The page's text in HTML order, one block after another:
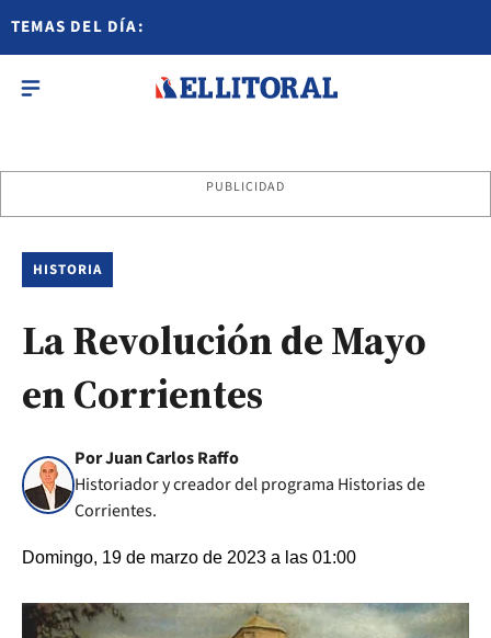
TEMAS DEL DÍA:
PUBLICIDAD
HISTORIA
La Revolución de Mayo
en Corrientes
Por Juan Carlos Raffo
Historiador y creador del programa Historias de
Corrientes.
Domingo, 19 de marzo de 2023 a las 01:00